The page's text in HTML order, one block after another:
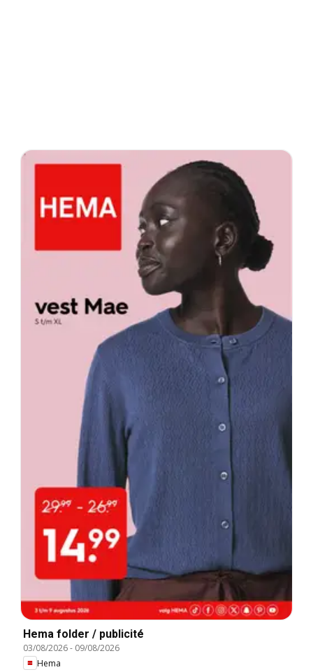
Hema folder / publicité
03/08/2026- 09/08/2026
Hema